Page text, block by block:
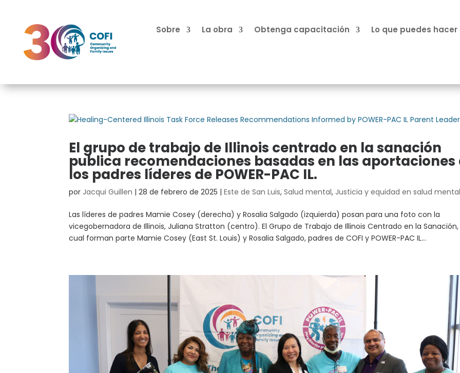
Sobre La obra Obtenga capacitación Lo que puedes hacer
El grupo de trabajo de Illinois centrado en la sanación
publica recomendaciones basadas en las aportaciones
los padres líderes de POWER-PAC IL.
por Jacqui Guillen |28 de febrero de 2025 |Este de San Luis,Salud mental, Justicia y equidad en salud mental
Las líderes de padres Mamie Cosey (derecha) y Rosalia Salgado (izquierda) posan para una foto con la
vicegobernadora de Illinois, Juliana Stratton (centro). El Grupo de Trabajo de Illinois Centrado en la Sanación,
cual forman parte Mamie Cosey (East St. Louis) y Rosalia Salgado, padres de COFI y POWER-PAC IL...